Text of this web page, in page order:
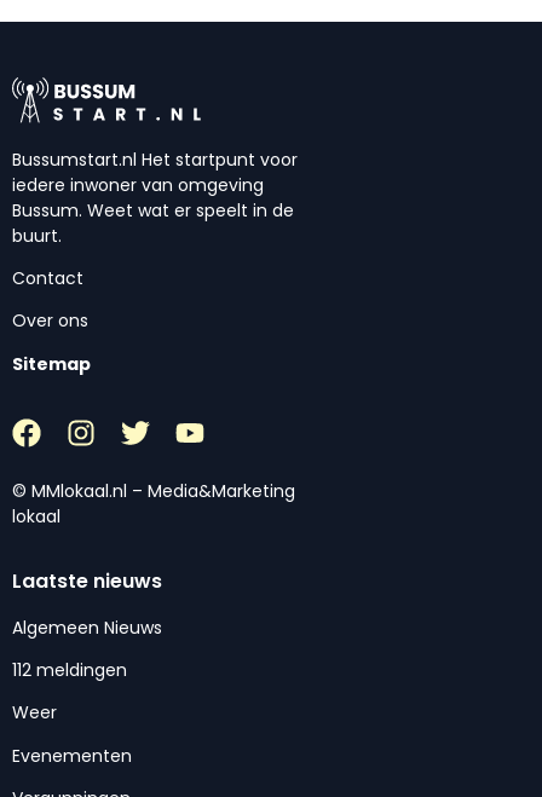
Bussumstart.nl Het startpunt voor
iedere inwoner van omgeving
Bussum. Weet wat er speelt in de
buurt.
Contact
Over ons
Sitemap
© MMlokaal.nl – Media&Marketing
lokaal
Laatste nieuws
Algemeen Nieuws
112 meldingen
Weer
Evenementen